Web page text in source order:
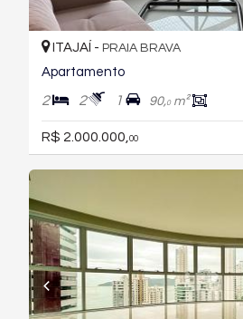
ITAJAÍ - PRAIA BRAVA
Apartamento
2 2 1 90,0m²
R$ 2.000.000,00